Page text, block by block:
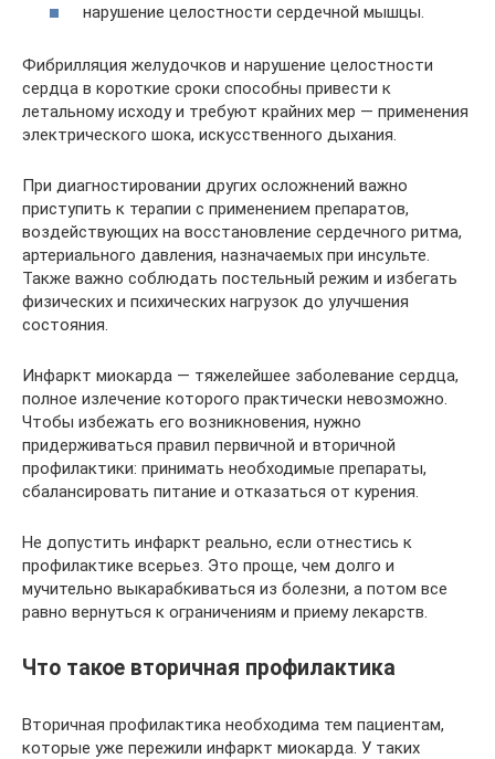
нарушение целостности сердечной мышцы.
Фибрилляция желудочков и нарушение целостности
сердца в короткие сроки способны привести к
летальному исходу и требуют крайних мер — применения
электрического шока, искусственного дыхания.
При диагностировании других осложнений важно
приступить к терапии с применением препаратов,
воздействующих на восстановление сердечного ритма,
артериального давления, назначаемых при инсульте.
Также важно соблюдать постельный режим и избегать
физических и психических нагрузок до улучшения
состояния.
Инфаркт миокарда — тяжелейшее заболевание сердца,
полное излечение которого практически невозможно.
Чтобы избежать его возникновения, нужно
придерживаться правил первичной и вторичной
профилактики: принимать необходимые препараты,
сбалансировать питание и отказаться от курения.
Не допустить инфаркт реально, если отнестись к
профилактике всерьез. Это проще, чем долго и
мучительно выкарабкиваться из болезни, а потом все
равно вернуться к ограничениям и приему лекарств.
Что такое вторичная профилактика
Вторичная профилактика необходима тем пациентам,
которые уже пережили инфаркт миокарда. У таких